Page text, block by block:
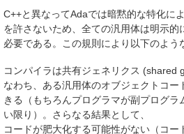
C++と異なってAdaでは暗黙的な特化に
を許さないため、全ての汎用体は明示
必要である。この規則により以下のよう
コンパイラは共有ジェネリクス (shared
なわち、ある汎用体のオブジェクトコ
きる（もちろんプログラマが副プログラ
い限り）。さらなる結果として、
コードが肥大化する可能性がない（コー